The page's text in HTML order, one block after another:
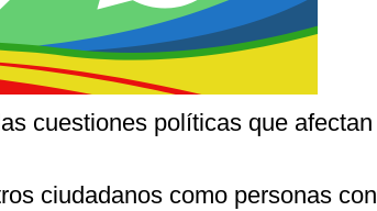
cuestiones políticas que
ciudadanos como personas